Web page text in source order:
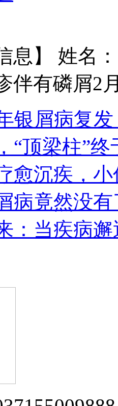
毕业
息】 姓名
伴有磷屑2
银屑病复
“顶梁柱”终
愈沉疾，小
病竟然没有
：当疾病邂